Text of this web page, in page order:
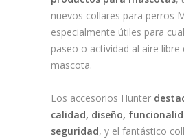
nuevos collares para perros
especialmente útiles para
paseo o actividad al aire libre
mascota.
Los accesorios Hunter
calidad, diseño,
seguridad, y el fantástico